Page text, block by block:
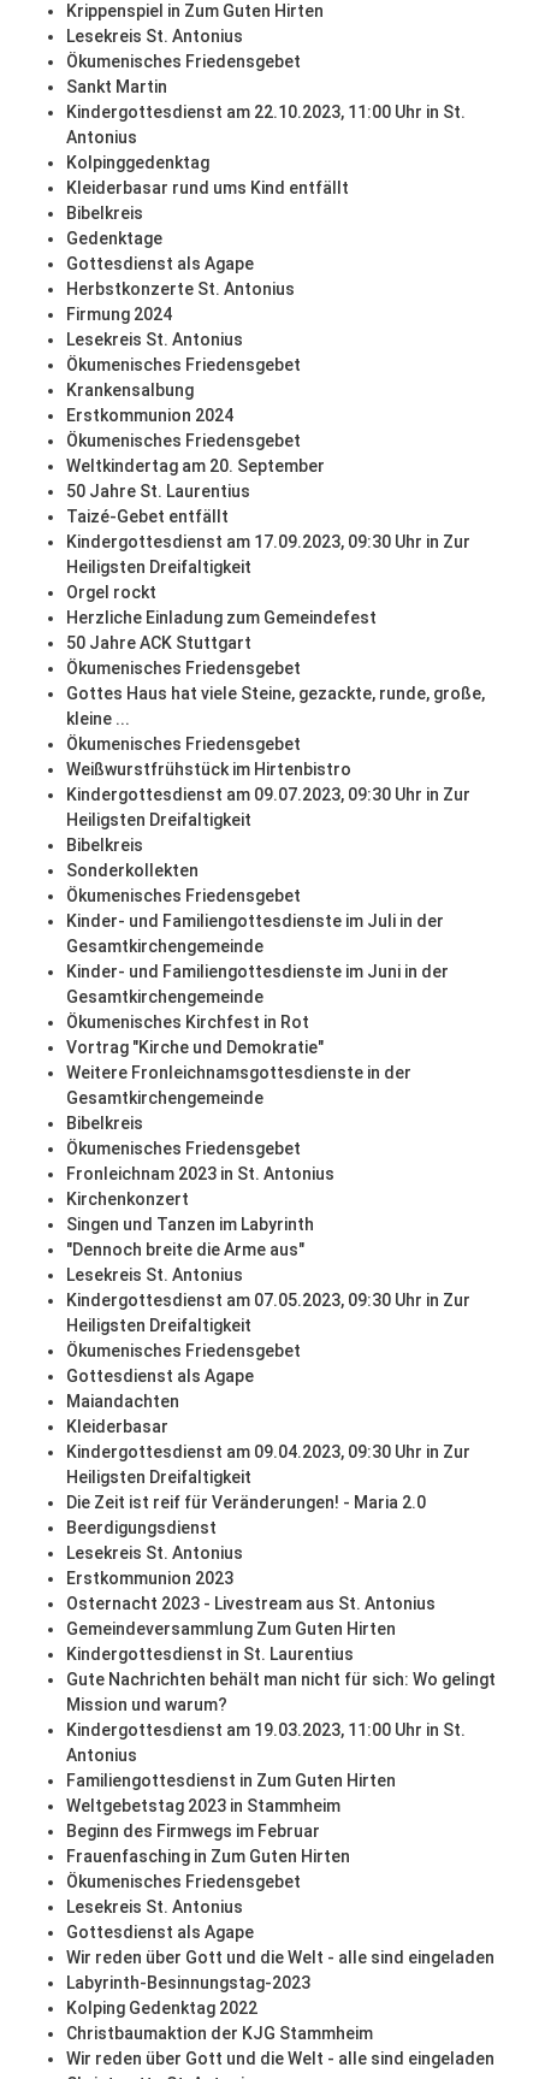
Krippenspiel in Zum Guten Hirten
Lesekreis St. Antonius
Ökumenisches Friedensgebet
Sankt Martin
Kindergottesdienst am 22.10.2023, 11:00 Uhr in St.
Antonius
Kolpinggedenktag
Kleiderbasar rund ums Kind entfällt
Bibelkreis
Gedenktage
Gottesdienst als Agape
Herbstkonzerte St. Antonius
Firmung 2024
Lesekreis St. Antonius
Ökumenisches Friedensgebet
Krankensalbung
Erstkommunion 2024
Ökumenisches Friedensgebet
Weltkindertag am 20. September
50 Jahre St. Laurentius
Taizé-Gebet entfällt
Kindergottesdienst am 17.09.2023, 09:30 Uhr in Zur
Heiligsten Dreifaltigkeit
Orgel rockt
Herzliche Einladung zum Gemeindefest
50 Jahre ACK Stuttgart
Ökumenisches Friedensgebet
Gottes Haus hat viele Steine, gezackte, runde, große,
kleine ...
Ökumenisches Friedensgebet
Weißwurstfrühstück im Hirtenbistro
Kindergottesdienst am 09.07.2023, 09:30 Uhr in Zur
Heiligsten Dreifaltigkeit
Bibelkreis
Sonderkollekten
Ökumenisches Friedensgebet
Kinder- und Familiengottesdienste im Juli in der
Gesamtkirchengemeinde
Kinder- und Familiengottesdienste im Juni in der
Gesamtkirchengemeinde
Ökumenisches Kirchfest in Rot
Vortrag "Kirche und Demokratie"
Weitere Fronleichnamsgottesdienste in der
Gesamtkirchengemeinde
Bibelkreis
Ökumenisches Friedensgebet
Fronleichnam 2023 in St. Antonius
Kirchenkonzert
Singen und Tanzen im Labyrinth
"Dennoch breite die Arme aus"
Lesekreis St. Antonius
Kindergottesdienst am 07.05.2023, 09:30 Uhr in Zur
Heiligsten Dreifaltigkeit
Ökumenisches Friedensgebet
Gottesdienst als Agape
Maiandachten
Kleiderbasar
Kindergottesdienst am 09.04.2023, 09:30 Uhr in Zur
Heiligsten Dreifaltigkeit
Die Zeit ist reif für Veränderungen! - Maria 2.0
Beerdigungsdienst
Lesekreis St. Antonius
Erstkommunion 2023
Osternacht 2023 - Livestream aus St. Antonius
Gemeindeversammlung Zum Guten Hirten
Kindergottesdienst in St. Laurentius
Gute Nachrichten behält man nicht für sich: Wo gelingt
Mission und warum?
Kindergottesdienst am 19.03.2023, 11:00 Uhr in St.
Antonius
Familiengottesdienst in Zum Guten Hirten
Weltgebetstag 2023 in Stammheim
Beginn des Firmwegs im Februar
Frauenfasching in Zum Guten Hirten
Ökumenisches Friedensgebet
Lesekreis St. Antonius
Gottesdienst als Agape
Wir reden über Gott und die Welt - alle sind eingeladen
Labyrinth-Besinnungstag-2023
Kolping Gedenktag 2022
Christbaumaktion der KJG Stammheim
Wir reden über Gott und die Welt - alle sind eingeladen